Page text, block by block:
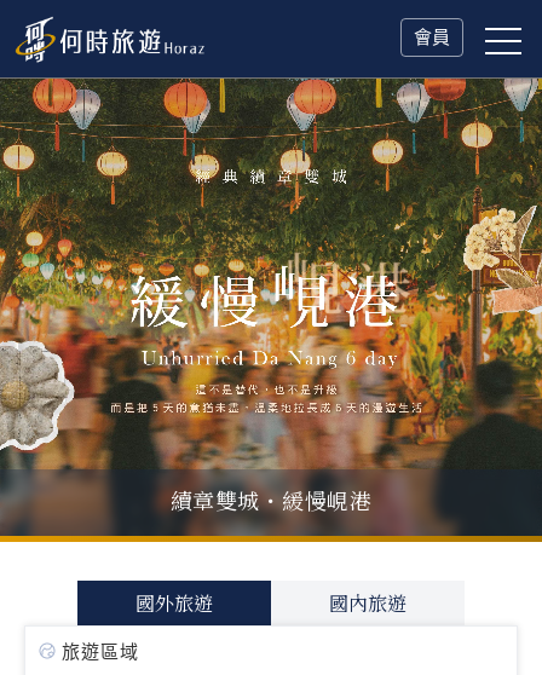
會員
父親節．限時特別企劃
一人旅行Solo Travel
山海雙享・北海道
冬日慢旅・奧捷德續章雙城・緩慢峴港
國外旅遊 國內旅遊
旅遊區域